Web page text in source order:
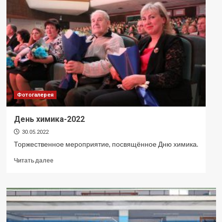
рисунка
«Охрана
труда
глазами
детей»
Фотогалерея
День химика-2022
30.05.2022
Торжественное мероприятие, посвящённое Дню химика.
Читать далееПрочитать
День
химика-2022